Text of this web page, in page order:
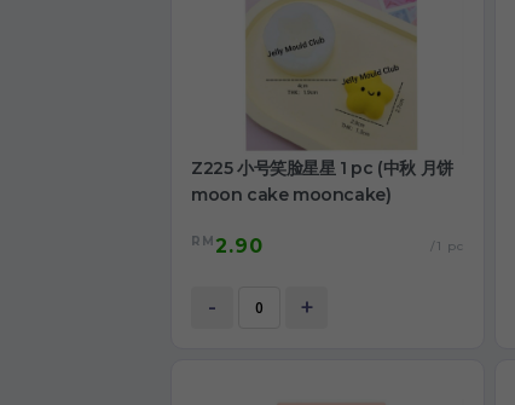
Z225 小号笑脸星星 1 pc (中秋 月饼
moon cake mooncake)
RM 2.90 /1 pc
- +